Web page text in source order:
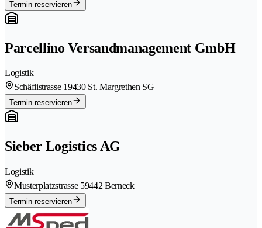
Termin reservieren
Parcellino Versandmanagement GmbH
Logistik
Schäflistrasse 19430 St. Margrethen SG
Termin reservieren
Sieber Logistics AG
Logistik
Musterplatzstrasse 59442 Berneck
Termin reservieren